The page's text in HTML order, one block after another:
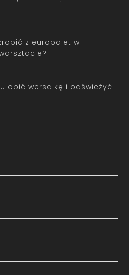
z europalet w
obić wersalkę i odświeżyć